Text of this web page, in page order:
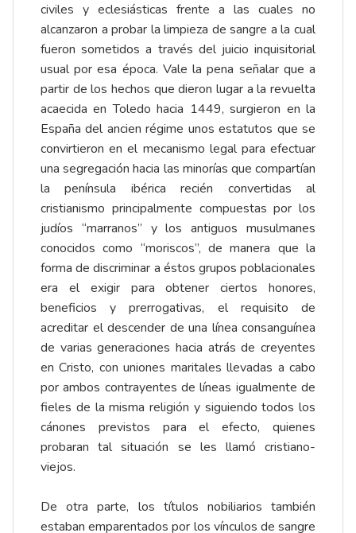
civiles y eclesiásticas frente a las cuales no
alcanzaron a probar la limpieza de sangre a la cual
fueron sometidos a través del juicio inquisitorial
usual por esa época. Vale la pena señalar que a
partir de los hechos que dieron lugar a la revuelta
acaecida en Toledo hacia 1449, surgieron en la
España del ancien régime unos estatutos que se
convirtieron en el mecanismo legal para efectuar
una segregación hacia las minorías que compartían
la península ibérica recién convertidas al
cristianismo principalmente compuestas por los
judíos “marranos” y los antiguos musulmanes
conocidos como “moriscos”, de manera que la
forma de discriminar a éstos grupos poblacionales
era el exigir para obtener ciertos honores,
beneficios y prerrogativas, el requisito de
acreditar el descender de una línea consanguínea
de varias generaciones hacia atrás de creyentes
en Cristo, con uniones maritales llevadas a cabo
por ambos contrayentes de líneas igualmente de
fieles de la misma religión y siguiendo todos los
cánones previstos para el efecto, quienes
probaran tal situación se les llamó cristiano-
viejos.
De otra parte, los títulos nobiliarios también
estaban emparentados por los vínculos de sangre